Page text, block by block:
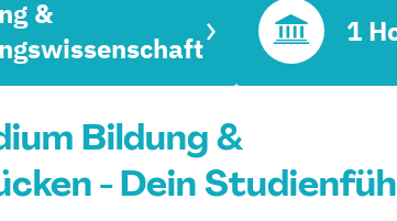
&
1
Bildung &
- Dein